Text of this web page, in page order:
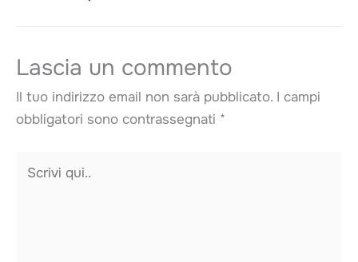
Lascia un commento
Il tuo indirizzo email non sarà pubblicato. I campi
obbligatori sono contrassegnati *